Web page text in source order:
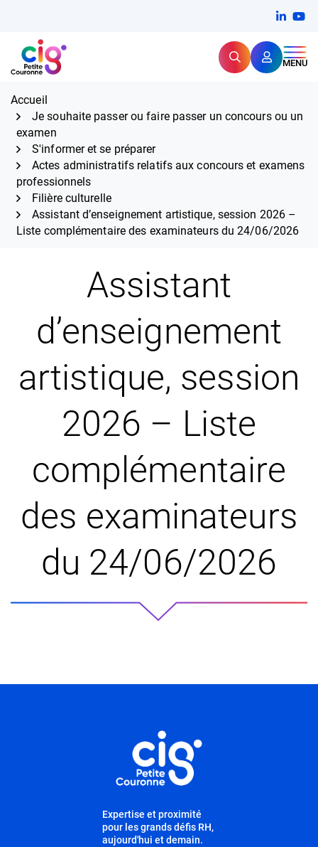
contenu
CIG Petite Couronne RechercherMENU
Expertise et proximité pour
Accueil
Je souhaite passer ou faire passer un concours ou un
examen
S'informer et se préparer
Actes administratifs relatifs aux concours et examens
professionnels
Filière culturelle
Assistant d’enseignement artistique, session 2026 –
Liste complémentaire des examinateurs du 24/06/2026
Assistant
d’enseignement
artistique, session
2026 – Liste
complémentaire
des examinateurs
du 24/06/2026
Expertise et proximité
pour les grands défis RH,
aujourd'hui et demain.